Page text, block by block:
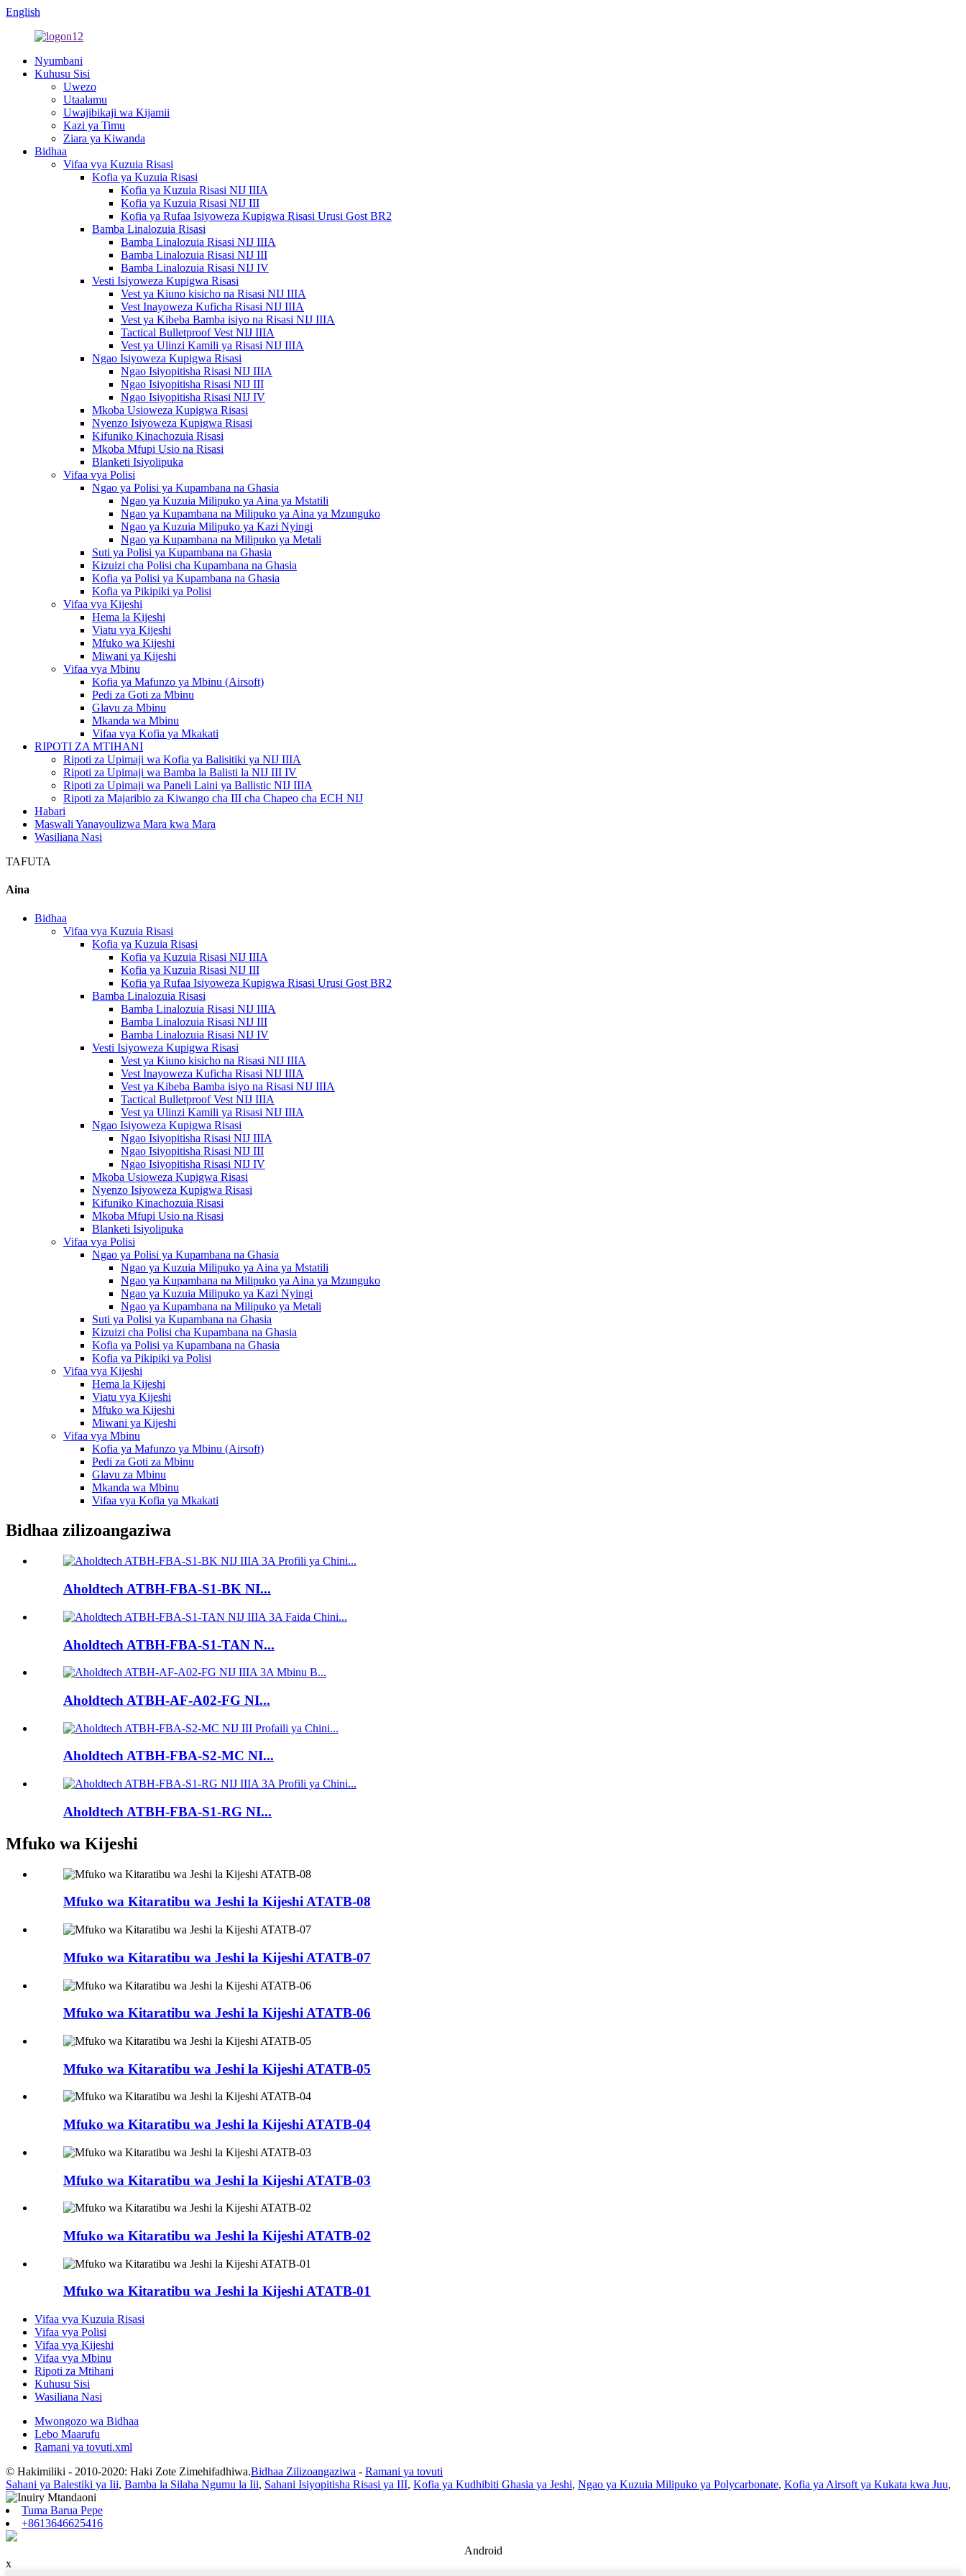
English
Nyumbani
Kuhusu Sisi
Uwezo
Utaalamu
Uwajibikaji wa Kijamii
Kazi ya Timu
Ziara ya Kiwanda
Bidhaa
Vifaa vya Kuzuia Risasi
Kofia ya Kuzuia Risasi
Kofia ya Kuzuia Risasi NIJ IIIA
Kofia ya Kuzuia Risasi NIJ III
Kofia ya Rufaa Isiyoweza Kupigwa Risasi Urusi Gost BR2
Bamba Linalozuia Risasi
Bamba Linalozuia Risasi NIJ IIIA
Bamba Linalozuia Risasi NIJ III
Bamba Linalozuia Risasi NIJ IV
Vesti Isiyoweza Kupigwa Risasi
Vest ya Kiuno kisicho na Risasi NIJ IIIA
Vest Inayoweza Kuficha Risasi NIJ IIIA
Vest ya Kibeba Bamba isiyo na Risasi NIJ IIIA
Tactical Bulletproof Vest NIJ IIIA
Vest ya Ulinzi Kamili ya Risasi NIJ IIIA
Ngao Isiyoweza Kupigwa Risasi
Ngao Isiyopitisha Risasi NIJ IIIA
Ngao Isiyopitisha Risasi NIJ III
Ngao Isiyopitisha Risasi NIJ IV
Mkoba Usioweza Kupigwa Risasi
Nyenzo Isiyoweza Kupigwa Risasi
Kifuniko Kinachozuia Risasi
Mkoba Mfupi Usio na Risasi
Blanketi Isiyolipuka
Vifaa vya Polisi
Ngao ya Polisi ya Kupambana na Ghasia
Ngao ya Kuzuia Milipuko ya Aina ya Mstatili
Ngao ya Kupambana na Milipuko ya Aina ya Mzunguko
Ngao ya Kuzuia Milipuko ya Kazi Nyingi
Ngao ya Kupambana na Milipuko ya Metali
Suti ya Polisi ya Kupambana na Ghasia
Kizuizi cha Polisi cha Kupambana na Ghasia
Kofia ya Polisi ya Kupambana na Ghasia
Kofia ya Pikipiki ya Polisi
Vifaa vya Kijeshi
Hema la Kijeshi
Viatu vya Kijeshi
Mfuko wa Kijeshi
Miwani ya Kijeshi
Vifaa vya Mbinu
Kofia ya Mafunzo ya Mbinu (Airsoft)
Pedi za Goti za Mbinu
Glavu za Mbinu
Mkanda wa Mbinu
Vifaa vya Kofia ya Mkakati
RIPOTI ZA MTIHANI
Ripoti za Upimaji wa Kofia ya Balisitiki ya NIJ IIIA
Ripoti za Upimaji wa Bamba la Balisti la NIJ III IV
Ripoti za Upimaji wa Paneli Laini ya Ballistic NIJ IIIA
Ripoti za Majaribio za Kiwango cha III cha Chapeo cha ECH NIJ
Habari
Maswali Yanayoulizwa Mara kwa Mara
Wasiliana Nasi
TAFUTA
Aina
Bidhaa
Vifaa vya Kuzuia Risasi
Kofia ya Kuzuia Risasi
Kofia ya Kuzuia Risasi NIJ IIIA
Kofia ya Kuzuia Risasi NIJ III
Kofia ya Rufaa Isiyoweza Kupigwa Risasi Urusi Gost BR2
Bamba Linalozuia Risasi
Bamba Linalozuia Risasi NIJ IIIA
Bamba Linalozuia Risasi NIJ III
Bamba Linalozuia Risasi NIJ IV
Vesti Isiyoweza Kupigwa Risasi
Vest ya Kiuno kisicho na Risasi NIJ IIIA
Vest Inayoweza Kuficha Risasi NIJ IIIA
Vest ya Kibeba Bamba isiyo na Risasi NIJ IIIA
Tactical Bulletproof Vest NIJ IIIA
Vest ya Ulinzi Kamili ya Risasi NIJ IIIA
Ngao Isiyoweza Kupigwa Risasi
Ngao Isiyopitisha Risasi NIJ IIIA
Ngao Isiyopitisha Risasi NIJ III
Ngao Isiyopitisha Risasi NIJ IV
Mkoba Usioweza Kupigwa Risasi
Nyenzo Isiyoweza Kupigwa Risasi
Kifuniko Kinachozuia Risasi
Mkoba Mfupi Usio na Risasi
Blanketi Isiyolipuka
Vifaa vya Polisi
Ngao ya Polisi ya Kupambana na Ghasia
Ngao ya Kuzuia Milipuko ya Aina ya Mstatili
Ngao ya Kupambana na Milipuko ya Aina ya Mzunguko
Ngao ya Kuzuia Milipuko ya Kazi Nyingi
Ngao ya Kupambana na Milipuko ya Metali
Suti ya Polisi ya Kupambana na Ghasia
Kizuizi cha Polisi cha Kupambana na Ghasia
Kofia ya Polisi ya Kupambana na Ghasia
Kofia ya Pikipiki ya Polisi
Vifaa vya Kijeshi
Hema la Kijeshi
Viatu vya Kijeshi
Mfuko wa Kijeshi
Miwani ya Kijeshi
Vifaa vya Mbinu
Kofia ya Mafunzo ya Mbinu (Airsoft)
Pedi za Goti za Mbinu
Glavu za Mbinu
Mkanda wa Mbinu
Vifaa vya Kofia ya Mkakati
Bidhaa zilizoangaziwa
Aholdtech ATBH-FBA-S1-BK NI...
Aholdtech ATBH-FBA-S1-TAN N...
Aholdtech ATBH-AF-A02-FG NI...
Aholdtech ATBH-FBA-S2-MC NI...
Aholdtech ATBH-FBA-S1-RG NI...
Mfuko wa Kijeshi
Mfuko wa Kitaratibu wa Jeshi la Kijeshi ATATB-08
Mfuko wa Kitaratibu wa Jeshi la Kijeshi ATATB-07
Mfuko wa Kitaratibu wa Jeshi la Kijeshi ATATB-06
Mfuko wa Kitaratibu wa Jeshi la Kijeshi ATATB-05
Mfuko wa Kitaratibu wa Jeshi la Kijeshi ATATB-04
Mfuko wa Kitaratibu wa Jeshi la Kijeshi ATATB-03
Mfuko wa Kitaratibu wa Jeshi la Kijeshi ATATB-02
Mfuko wa Kitaratibu wa Jeshi la Kijeshi ATATB-01
Vifaa vya Kuzuia Risasi
Vifaa vya Polisi
Vifaa vya Kijeshi
Vifaa vya Mbinu
Ripoti za Mtihani
Kuhusu Sisi
Wasiliana Nasi
Mwongozo wa Bidhaa
Lebo Maarufu
Ramani ya tovuti.xml
© Hakimiliki - 2010-2020: Haki Zote Zimehifadhiwa.Bidhaa Zilizoangaziwa - Ramani ya tovuti
Sahani ya Balestiki ya Iii, Bamba la Silaha Ngumu la Iii, Sahani Isiyopitisha Risasi ya III, Kofia ya Kudhibiti Ghasia ya Jeshi, Ngao ya Kuzuia Milipuko ya Polycarbonate, Kofia ya Airsoft ya Kukata kwa Juu,
Tuma Barua Pepe
+8613646625416
Android
x